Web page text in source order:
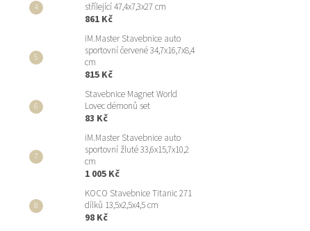
střílející 47,4x7,3x27 cm
861 Kč
iM.Master Stavebnice auto
sportovní červené 34,7x16,7x8,4
cm
815 Kč
Stavebnice Magnet World
Lovec démonů set
83 Kč
iM.Master Stavebnice auto
sportovní žluté 33,6x15,7x10,2
cm
1 005 Kč
KOCO Stavebnice Titanic 271
dílků 13,5x2,5x4,5 cm
98 Kč